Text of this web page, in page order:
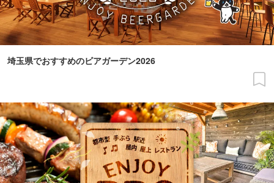
埼玉県でおすすめのビアガーデン2026